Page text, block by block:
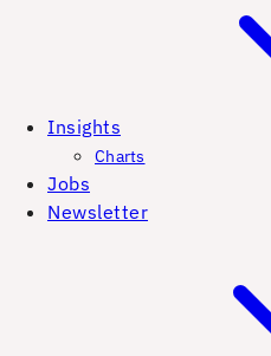
Insights
Charts
Jobs
Newsletter